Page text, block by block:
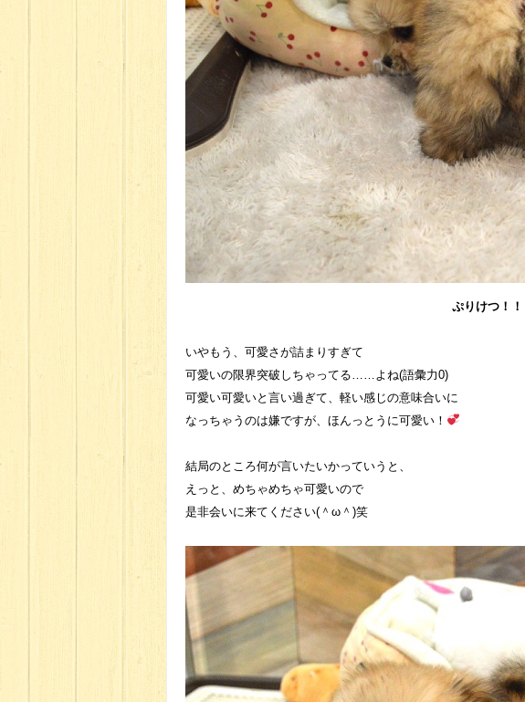
ぷりけつ！！
いやもう、可愛さが詰まりすぎて
可愛いの限界突破しちゃってる……よね(語彙力0)
可愛い可愛いと言い過ぎて、軽い感じの意味合いに
なっちゃうのは嫌ですが、ほんっとうに可愛い！
結局のところ何が言いたいかっていうと、
えっと、めちゃめちゃ可愛いので
是非会いに来てください(＾ω＾)笑